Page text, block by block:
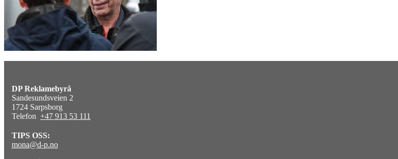
DP Reklamebyrå
Sandesundsveien 2
1724 Sarpsborg
Telefon +47 913 53 111
TIPS OSS:
mona@d-p.no